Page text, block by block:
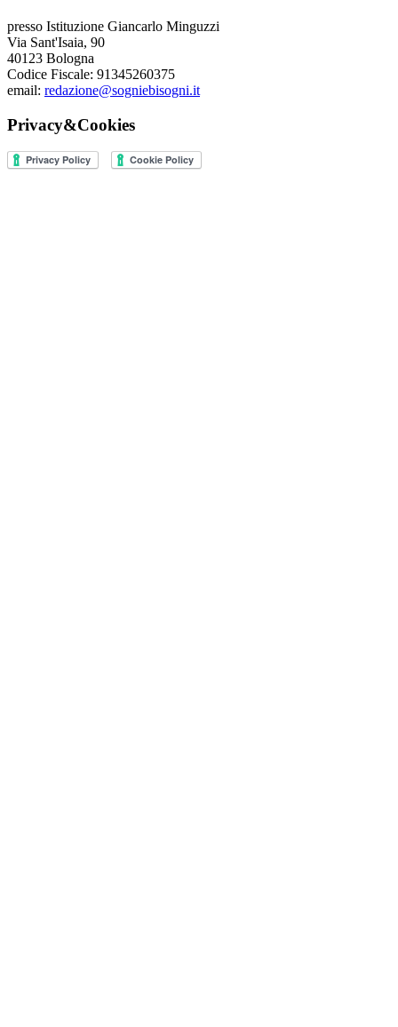
presso Istituzione Giancarlo Minguzzi
Via Sant'Isaia, 90
40123 Bologna
Codice Fiscale: 91345260375
email: redazione@sogniebisogni.it
Privacy&Cookies